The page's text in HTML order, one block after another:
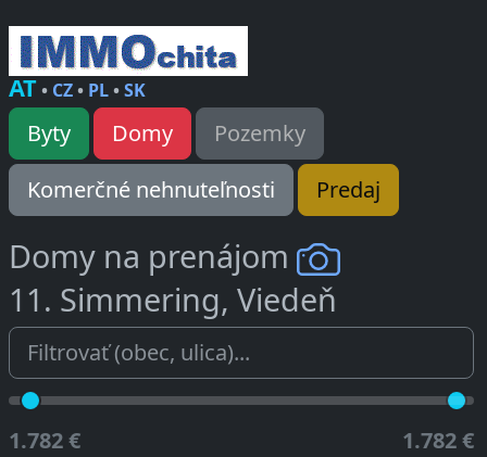
AT• CZ• PL•SK
Byty Domy
Pozemky
Komerčné nehnuteľnosti
Predaj
Domy na prenájom
11. Simmering, Viedeň
1.782 € 1.782 €